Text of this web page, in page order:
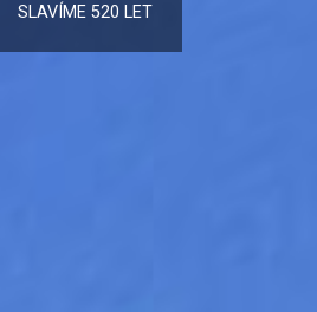
SLAVÍME 520 LET